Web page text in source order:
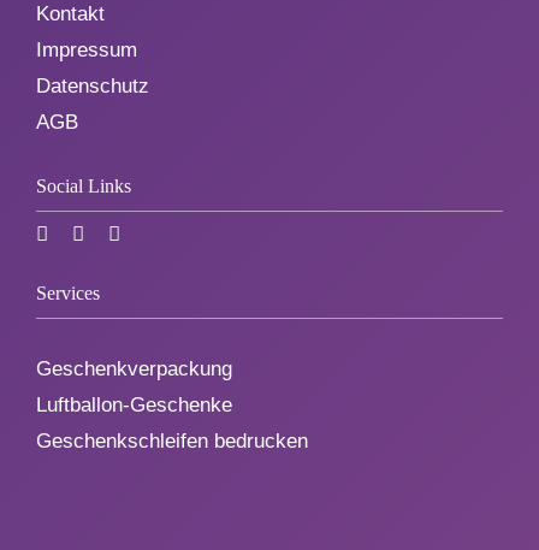
Kontakt
Impressum
Datenschutz
AGB
Social Links
Services
Geschenkverpackung
Luftballon-Geschenke
Geschenkschleifen bedrucken